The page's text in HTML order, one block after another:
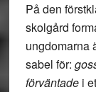
På den
skolgård
ungdomarna
sabel för:
förväntadei